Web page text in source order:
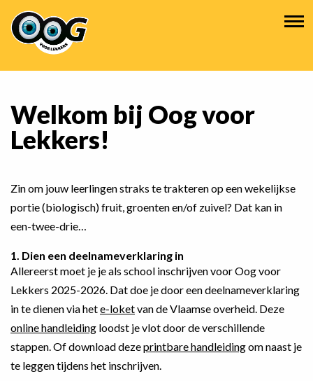
Overslaan
en
naar
inhoud
Hoofdnavigatie
Welkom bij Oog voor
Lekkers!
Zin om jouw leerlingen straks te trakteren op een wekelijkse
portie (biologisch) fruit, groenten en/of zuivel? Dat kan in
een-twee-drie…
1. Dien een deelnameverklaring in
Allereerst moet je je als school inschrijven voor Oog voor
Lekkers 2025-2026. Dat doe je door een deelnameverklaring
in te dienen via hete-loketvan de Vlaamse overheid. Deze
online handleiding loodst je vlot door de verschillende
stappen. Of download dezeprintbare handleidingom naast je
te leggen tijdens het inschrijven.